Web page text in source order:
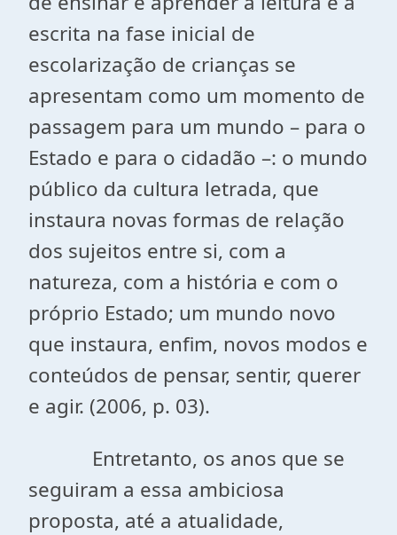
escrita na fase inicial de
escolarização de crianças se
apresentam como um momento de
passagem para um mundo – para o
Estado e para o cidadão –: o mundo
público da cultura letrada, que
instaura novas formas de relação
dos sujeitos entre si, com a
natureza, com a história e com o
próprio Estado; um mundo novo
que instaura, enfim, novos modos e
conteúdos de pensar, sentir, querer
e agir. (2006, p. 03).
Entretanto, os anos que se
seguiram a essa ambiciosa
proposta, até a atualidade,